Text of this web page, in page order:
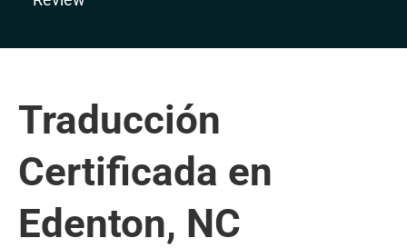
Traducción
Certificada en
Edenton, NC